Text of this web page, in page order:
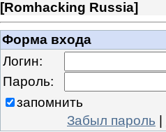
[Romhacking Russia]
Форма входа
Логин:
Пароль:
запомнить
Забыл пароль |